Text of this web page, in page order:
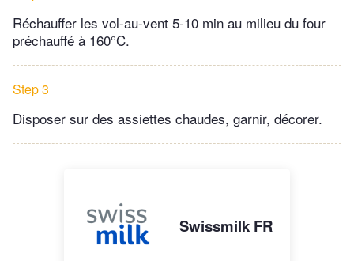
Réchauffer les vol-au-vent 5-10 min au milieu du four
préchauffé à 160°C.
Step 3
Disposer sur des assiettes chaudes, garnir, décorer.
Swissmilk FR